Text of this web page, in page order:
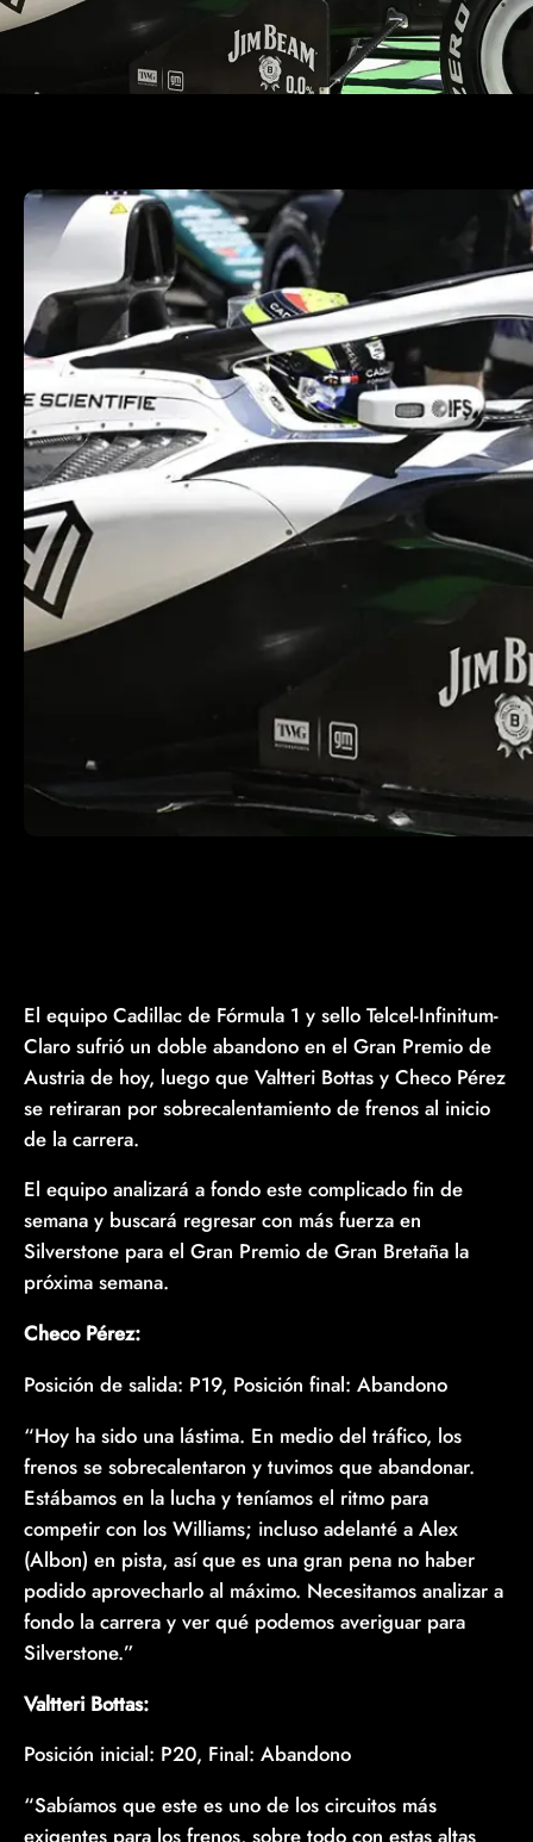
El equipo Cadillac de Fórmula 1 y sello Telcel-Infinitum-
Claro sufrió un doble abandono en el Gran Premio de
Austria de hoy, luego que Valtteri Bottas y Checo Pérez
se retiraran por sobrecalentamiento de frenos al inicio
de la carrera.
El equipo analizará a fondo este complicado fin de
semana y buscará regresar con más fuerza en
Silverstone para el Gran Premio de Gran Bretaña la
próxima semana.
Checo Pérez:
Posición de salida: P19, Posición final: Abandono
“Hoy ha sido una lástima. En medio del tráfico, los
frenos se sobrecalentaron y tuvimos que abandonar.
Estábamos en la lucha y teníamos el ritmo para
competir con los Williams; incluso adelanté a Alex
(Albon) en pista, así que es una gran pena no haber
podido aprovecharlo al máximo. Necesitamos analizar a
fondo la carrera y ver qué podemos averiguar para
Silverstone.”
Valtteri Bottas:
Posición inicial: P20, Final: Abandono
“Sabíamos que este es uno de los circuitos más